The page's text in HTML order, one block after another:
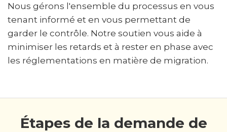
Nous gérons l'ensemble du processus en vous
tenant informé et en vous permettant de
garder le contrôle. Notre soutien vous aide à
minimiser les retards et à rester en phase avec
les réglementations en matière de migration.
Étapes de la demande de